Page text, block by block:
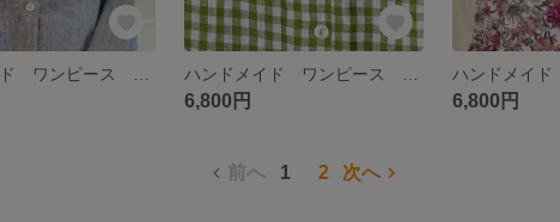
6,800円 6,800円
前へ 1 2 次へ